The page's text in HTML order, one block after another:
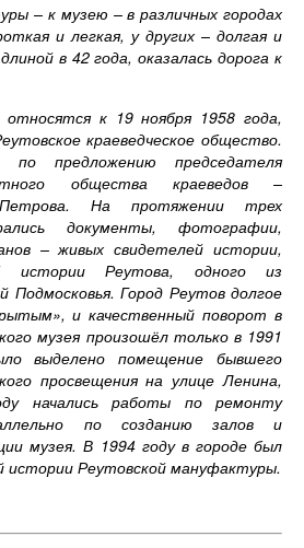
– к музею – в различных городах
и легкая, у других – долгая и
в 42 года, оказалась дорога к
к 19 ноября 1958 года,
краеведческое общество.
предложению председателя
общества краеведов –
На протяжении трех
документы, фотографии,
– живых свидетелей истории,
истории Реутова, одного из
Подмосковья. Город Реутов долгое
и качественный поворот в
музея произошёл только в 1991
выделено помещение бывшего
просвещения на улице Ленина,
начались работы по ремонту
по созданию залов и
музея. В 1994 году в городе был
Реутовской мануфактуры.